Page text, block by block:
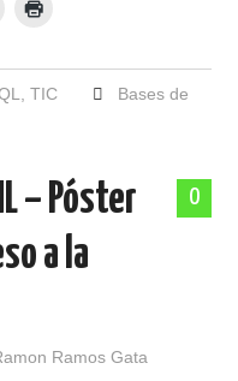
TIC
Bases de
0
– Póster
a la
Ramos Gata